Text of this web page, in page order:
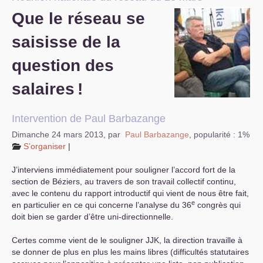
S’organiser
Comprendre...
Vie du site
Que le réseau se
saisisse de la
question des
salaires !
Intervention de Paul Barbazange
Dimanche 24 mars 2013 par Paul Barbazange
popularité : 1%
S’organiser |
J’interviens immédiatement pour souligner l’accord fort de la
section de Béziers, au travers de son travail collectif continu,
avec le contenu du rapport introductif qui vient de nous être fait,
en particulier en ce qui concerne l’analyse du 36e congrès qui
doit bien se garder d’être uni-directionnelle.
Certes comme vient de le souligner JJK , la direction travaille à
se donner de plus en plus les mains libres (difficultés statutaires